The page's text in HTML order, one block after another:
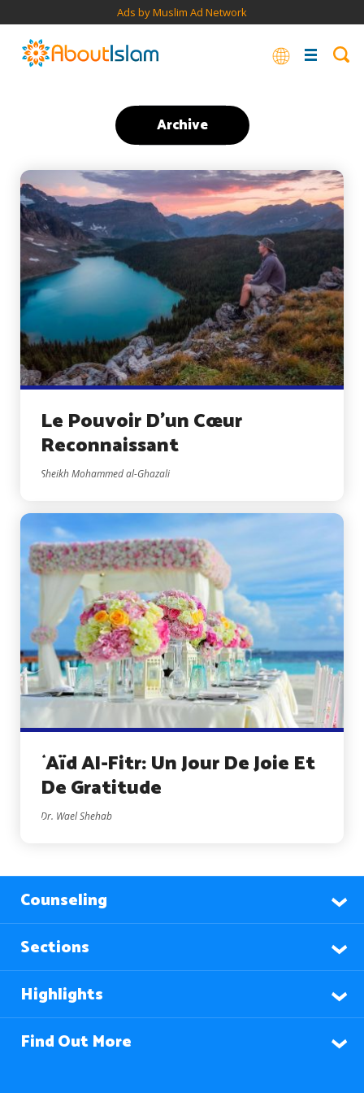
Ads by Muslim Ad Network
Archive
Le Pouvoir D’un Cœur
Reconnaissant
Sheikh Mohammed al-Ghazali
`Aïd Al-Fitr: Un Jour De Joie Et
De Gratitude
Dr. Wael Shehab
Counseling
Sections
Highlights
Find Out More